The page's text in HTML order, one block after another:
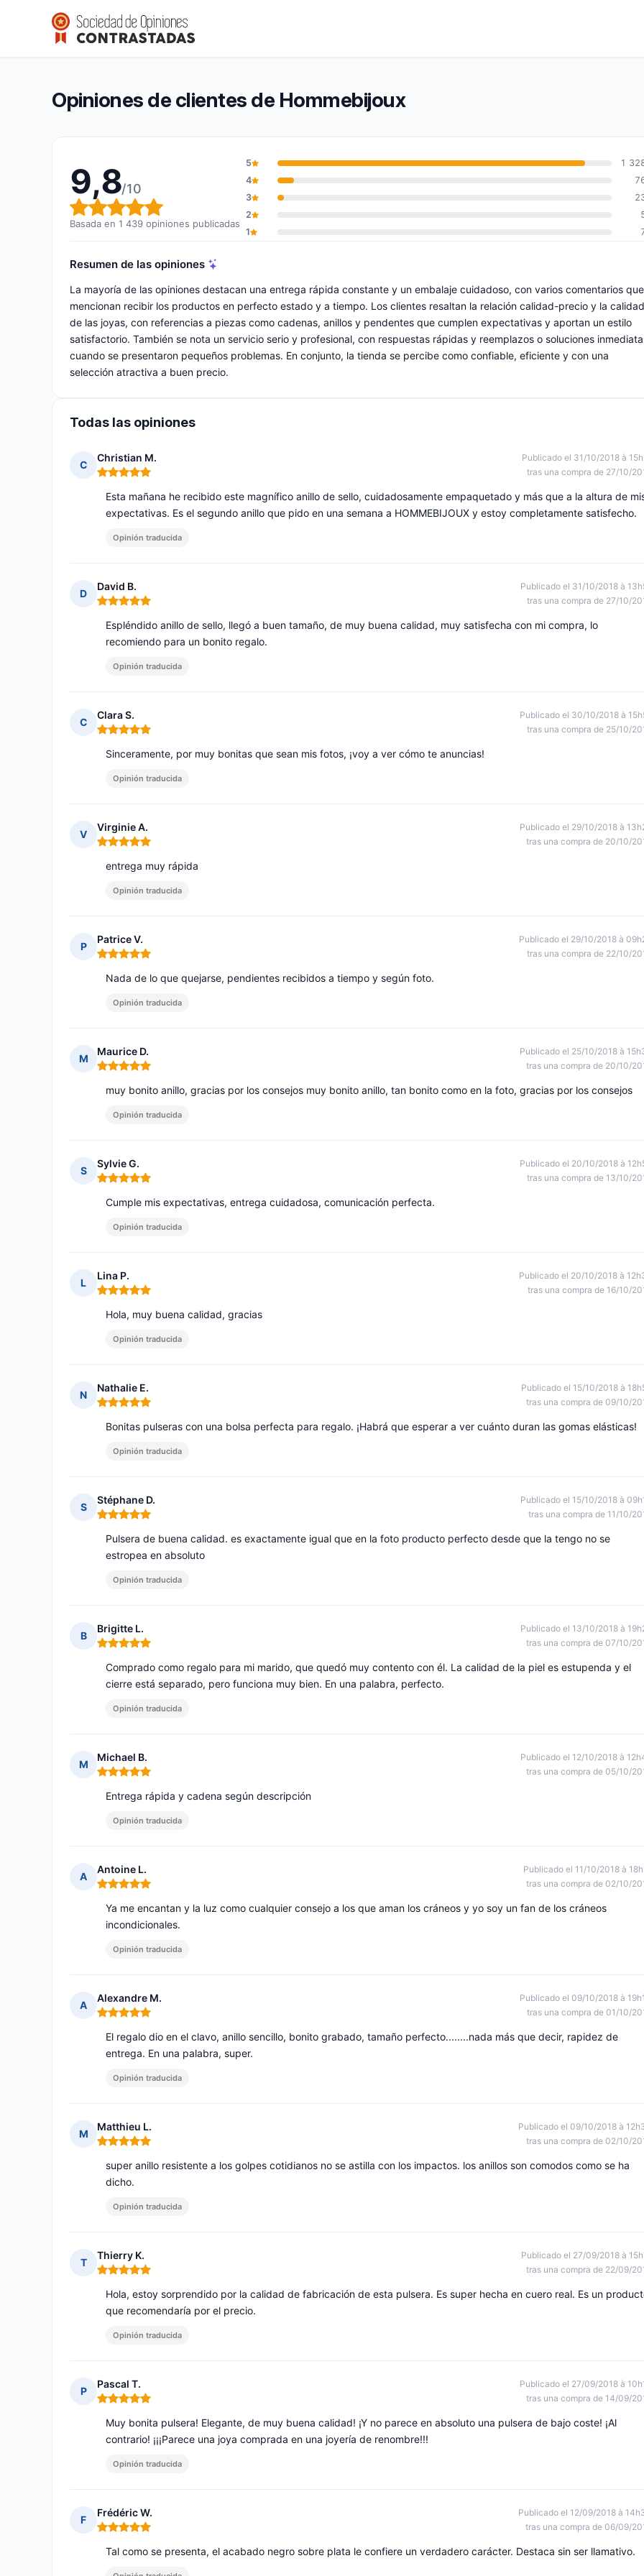
Hommebijoux
Calificación global: 9,8 de 10
9,8/10(1 439 opiniones)
Opiniones de clientes de Hommebijoux
9,8/10
Calificación global: 9,8 de 10
Basada en 1 439 opiniones publicadas
5
1
4
3
2
1
Resumen de las opiniones
La mayoría de las opiniones destacan una entrega rápida constante y un embalaje cuidadoso, con varios comentarios que
mencionan recibir los productos en perfecto estado y a tiempo. Los clientes resaltan la relación calidad-precio y la calidad
de las joyas, con referencias a piezas como cadenas, anillos y pendentes que cumplen expectativas y aportan un estilo
satisfactorio. También se nota un servicio serio y profesional, con respuestas rápidas y reemplazos o soluciones
cuando se presentaron pequeños problemas. En conjunto, la tienda se percibe como confiable, eficiente y con una
selección atractiva a buen precio.
Todas las opiniones
C
Christian M.
Nota: 5 de 5
Publicado el 31/10/2018 à
tras una compra de 27/10/
Esta mañana he recibido este magnífico anillo de sello, cuidadosamente empaquetado y más que a la altura de
expectativas. Es el segundo anillo que pido en una semana a HOMMEBIJOUX y estoy completamente satisfecho.
Opinión traducida
D
David B.
Nota: 5 de 5
Publicado el 31/10/2018 à
tras una compra de 27/10/
Espléndido anillo de sello, llegó a buen tamaño, de muy buena calidad, muy satisfecha con mi compra, lo
recomiendo para un bonito regalo.
Opinión traducida
C
Clara S.
Nota: 5 de 5
Publicado el 30/10/2018 à
tras una compra de 25/10/
Sinceramente, por muy bonitas que sean mis fotos, ¡voy a ver cómo te anuncias!
Opinión traducida
V
Virginie A.
Nota: 5 de 5
Publicado el 29/10/2018 à
tras una compra de 20/10/
entrega muy rápida
Opinión traducida
P
Patrice V.
Nota: 5 de 5
Publicado el 29/10/2018 à
tras una compra de 22/10/
Nada de lo que quejarse, pendientes recibidos a tiempo y según foto.
Opinión traducida
M
Maurice D.
Nota: 5 de 5
Publicado el 25/10/2018 à
tras una compra de 20/10/
muy bonito anillo, gracias por los consejos muy bonito anillo, tan bonito como en la foto, gracias por los consejos
Opinión traducida
S
Sylvie G.
Nota: 5 de 5
Publicado el 20/10/2018 à
tras una compra de 13/10/
Cumple mis expectativas, entrega cuidadosa, comunicación perfecta.
Opinión traducida
L
Lina P.
Nota: 5 de 5
Publicado el 20/10/2018 à
tras una compra de 16/10/
Hola, muy buena calidad, gracias
Opinión traducida
N
Nathalie E.
Nota: 5 de 5
Publicado el 15/10/2018 à
tras una compra de 09/10/
Bonitas pulseras con una bolsa perfecta para regalo. ¡Habrá que esperar a ver cuánto duran las gomas elásticas!
Opinión traducida
S
Stéphane D.
Nota: 5 de 5
Publicado el 15/10/2018 à
tras una compra de 11/10/
Pulsera de buena calidad. es exactamente igual que en la foto producto perfecto desde que la tengo no se
estropea en absoluto
Opinión traducida
B
Brigitte L.
Nota: 5 de 5
Publicado el 13/10/2018 à
tras una compra de 07/10/
Comprado como regalo para mi marido, que quedó muy contento con él. La calidad de la piel es estupenda y el
cierre está separado, pero funciona muy bien. En una palabra, perfecto.
Opinión traducida
M
Michael B.
Nota: 5 de 5
Publicado el 12/10/2018 à
tras una compra de 05/10/
Entrega rápida y cadena según descripción
Opinión traducida
A
Antoine L.
Nota: 5 de 5
Publicado el 11/10/2018 à
tras una compra de 02/10/
Ya me encantan y la luz como cualquier consejo a los que aman los cráneos y yo soy un fan de los cráneos
incondicionales.
Opinión traducida
A
Alexandre M.
Nota: 5 de 5
Publicado el 09/10/2018 à
tras una compra de 01/10/
El regalo dio en el clavo, anillo sencillo, bonito grabado, tamaño perfecto........nada más que decir, rapidez de
entrega. En una palabra, super.
Opinión traducida
M
Matthieu L.
Nota: 5 de 5
Publicado el 09/10/2018 à
tras una compra de 02/10/
super anillo resistente a los golpes cotidianos no se astilla con los impactos. los anillos son comodos como se ha
dicho.
Opinión traducida
T
Thierry K.
Nota: 5 de 5
Publicado el 27/09/2018 à
tras una compra de 22/09/
Hola, estoy sorprendido por la calidad de fabricación de esta pulsera. Es super hecha en cuero real. Es un
que recomendaría por el precio.
Opinión traducida
P
Pascal T.
Nota: 5 de 5
Publicado el 27/09/2018 à
tras una compra de 14/09/
Muy bonita pulsera! Elegante, de muy buena calidad! ¡Y no parece en absoluto una pulsera de bajo coste! ¡Al
contrario! ¡¡¡Parece una joya comprada en una joyería de renombre!!!
Opinión traducida
F
Frédéric W.
Nota: 5 de 5
Publicado el 12/09/2018 à
tras una compra de 06/09/
Tal como se presenta, el acabado negro sobre plata le confiere un verdadero carácter. Destaca sin ser llamativo.